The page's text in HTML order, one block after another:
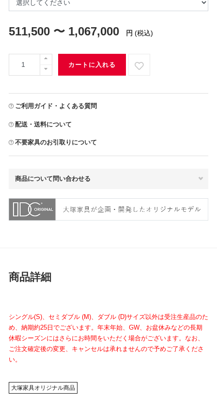
511,500 〜 1,067,000 円 (税込)
カートに入れる
ご利用ガイド・よくある質問
配送・送料について
不要家具のお引取りについて
商品について問い合わせる
商品詳細
シングル(S)、セミダブル (M)、ダブル (D)サイズ以外は受注生産品のた
め、納期約25日でございます。年末年始、GW、お盆休みなどの長期
休暇シーズンにはさらにお時間をいただく場合がございます。なお、
ご注文確定後の変更、キャンセルは承れませんので予めご了承くださ
い。
大塚家具オリジナル商品